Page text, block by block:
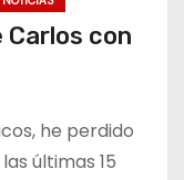
con
he perdido
últimas 15